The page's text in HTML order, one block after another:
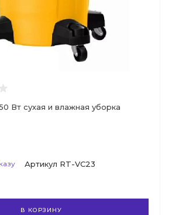
Вт сухая и влажная уборка
Артикул RT-VC23
В КОРЗИНУ